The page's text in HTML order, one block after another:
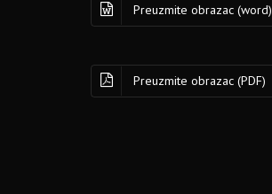
Preuzmite obrazac (word)
Preuzmite obrazac (PDF)